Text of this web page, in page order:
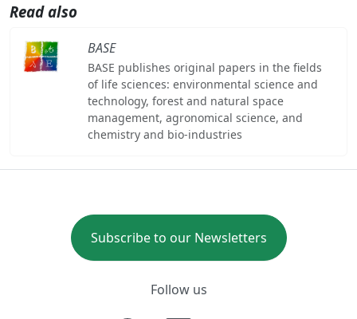
Read also
BASE
BASE publishes original papers in the fields
of life sciences: environmental science and
technology, forest and natural space
management, agronomical science, and
chemistry and bio-industries
Subscribe to our Newsletters
Follow us